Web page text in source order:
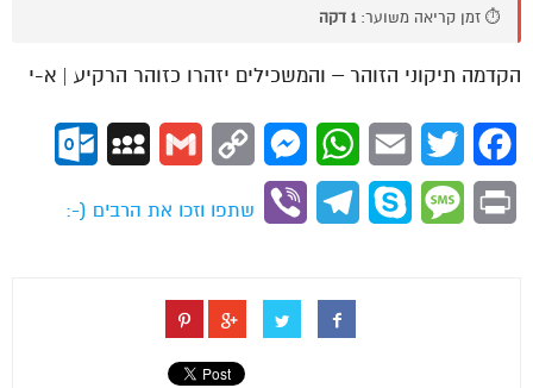
⏱️ זמן קריאה משוער: 1 דקה
הקדמה תיקוני הזוהר – והמשכילים יזהרו כזוהר הרקיע | א-י
Facebook
Twitter
Email
WhatsApp
Messenger
Copy
Gmail
MySpace
Print
Message
Skype
Telegram
Viber
שתפו וזכו את הרבים (-: